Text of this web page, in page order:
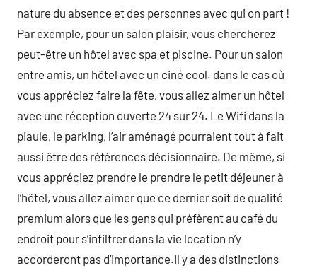
nature du absence et des personnes avec qui on part !
Par exemple, pour un salon plaisir, vous chercherez
peut-être un hôtel avec spa et piscine. Pour un salon
entre amis, un hôtel avec un ciné cool. dans le cas où
vous appréciez faire la fête, vous allez aimer un hôtel
avec une réception ouverte 24 sur 24. Le Wifi dans la
piaule, le parking, l’air aménagé pourraient tout à fait
aussi être des références décisionnaire. De même, si
vous appréciez prendre le prendre le petit déjeuner à
l’hôtel, vous allez aimer que ce dernier soit de qualité
premium alors que les gens qui préfèrent au café du
endroit pour s’infiltrer dans la vie location n’y
accorderont pas d’importance.Il y a des distinctions